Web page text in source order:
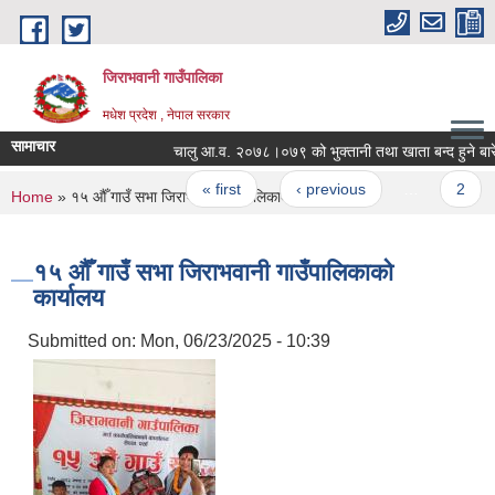
Skip to main content
जिराभवानी गाउँपालिका
मधेश प्रदेश , नेपाल सरकार
सामाचार चालु आ.व. २०७८।०७९ को भुक्तानी तथा खाता बन्द हुने बारे ।
Pages
« first ‹ previous
You are here
Home » १५ औँ गाउँ सभा जिराभवानी गाउँपालिकाको कार्यालय
१५ औँ गाउँ सभा जिराभवानी गाउँपालिकाको
कार्यालय
Submitted on: Mon, 06/23/2025 - 10:39